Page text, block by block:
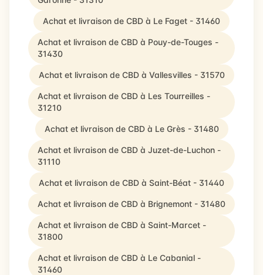
Achat et livraison de CBD à Le Faget - 31460
Achat et livraison de CBD à Pouy-de-Touges -
31430
Achat et livraison de CBD à Vallesvilles - 31570
Achat et livraison de CBD à Les Tourreilles -
31210
Achat et livraison de CBD à Le Grès - 31480
Achat et livraison de CBD à Juzet-de-Luchon -
31110
Achat et livraison de CBD à Saint-Béat - 31440
Achat et livraison de CBD à Brignemont - 31480
Achat et livraison de CBD à Saint-Marcet -
31800
Achat et livraison de CBD à Le Cabanial -
31460